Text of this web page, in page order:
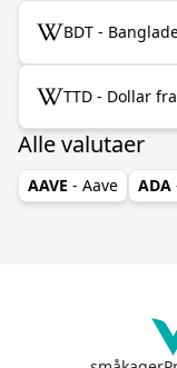
BDT -
TTD - Dollar
Alle valutaer
AAVE - Aave ADA